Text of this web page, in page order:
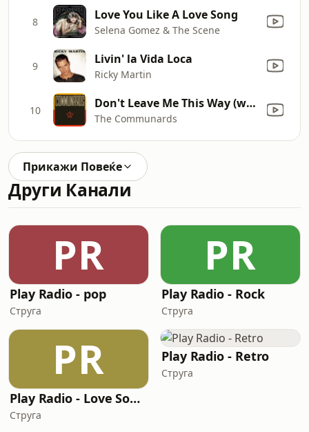
8 Love You Like A Love Song
Selena Gomez & The Scene
9 Livin' la Vida Loca
Ricky Martin
10 Don't Leave Me This Way (with Sarah Jane Morris) [feat. Sarah Jane Morris]
The Communards
Прикажи Повеќе
Други Канали
PR
Play Radio - pop
Струга
PR
Play Radio - Rock
Струга
PR
Play Radio - Love Songs
Струга
Play Radio - Retro
Струга